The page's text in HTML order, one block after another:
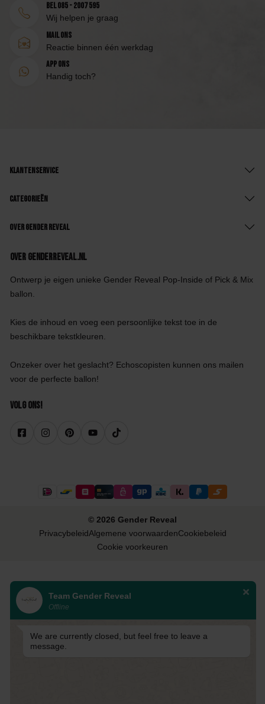
Bel 085 - 2007 595
Wij helpen je graag
Mail ons
Reactie binnen één werkdag
App ons
Handig toch?
Klantenservice
Categorieën
Over Gender Reveal
Over GenderReveal.nl
Ontwerp je eigen unieke Gender Reveal Pop-Inside of Pick & Mix
ballon.
Kies de inhoud en voeg een persoonlijke tekst toe in de
beschikbare tekstkleuren.
Onzeker over het geslacht? Echoscopisten kunnen ons mailen
voor de perfecte ballon!
Volg ons!
© 2026 Gender Reveal
PrivacybeleidAlgemene voorwaardenCookiebeleid
Cookie voorkeuren
Team Gender Reveal
Offline
We are currently closed, but feel free to leave a
message.